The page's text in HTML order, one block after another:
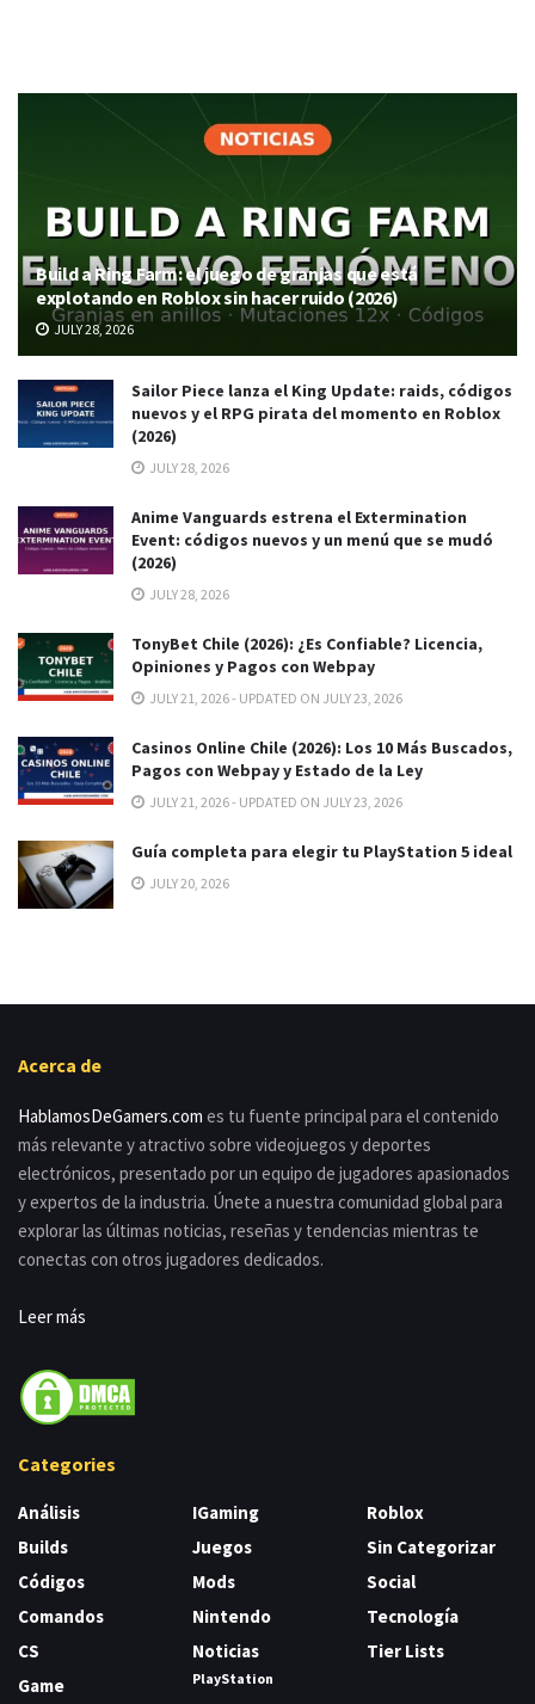
Build a Ring Farm: el juego de granjas que está
explotando en Roblox sin hacer ruido (2026)
JULY 28, 2026
Sailor Piece lanza el King Update: raids, códigos
nuevos y el RPG pirata del momento en Roblox
(2026)
JULY 28, 2026
Anime Vanguards estrena el Extermination
Event: códigos nuevos y un menú que se mudó
(2026)
JULY 28, 2026
TonyBet Chile (2026): ¿Es Confiable? Licencia,
Opiniones y Pagos con Webpay
JULY 21, 2026 - UPDATED ON JULY 23, 2026
Casinos Online Chile (2026): Los 10 Más Buscados,
Pagos con Webpay y Estado de la Ley
JULY 21, 2026 - UPDATED ON JULY 23, 2026
Guía completa para elegir tu PlayStation 5 ideal
JULY 20, 2026
Acerca de
HablamosDeGamers.com es tu fuente principal para el contenido
más relevante y atractivo sobre videojuegos y deportes
electrónicos, presentado por un equipo de jugadores apasionados
y expertos de la industria. Únete a nuestra comunidad global para
explorar las últimas noticias, reseñas y tendencias mientras te
conectas con otros jugadores dedicados.
Leer más
Categories
Análisis
Builds
Códigos
Comandos
CS
Game
IGaming
Juegos
Mods
Nintendo
Noticias
PlayStation
Roblox
Sin Categorizar
Social
Tecnología
Tier Lists